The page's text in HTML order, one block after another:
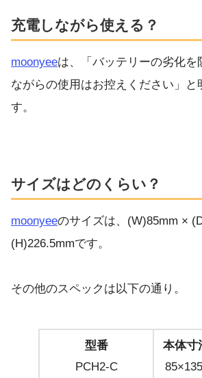
充電しながら使える？
moonyeeは、「バッテリーの劣化を
ながらの使用はお控えください」と
す。
サイズはどのくらい？
moonyeeのサイズは、(W)85mm ×
(H)226.5mmです。
その他のスペックは以下の通り。
型番
PCH2-C
本体寸